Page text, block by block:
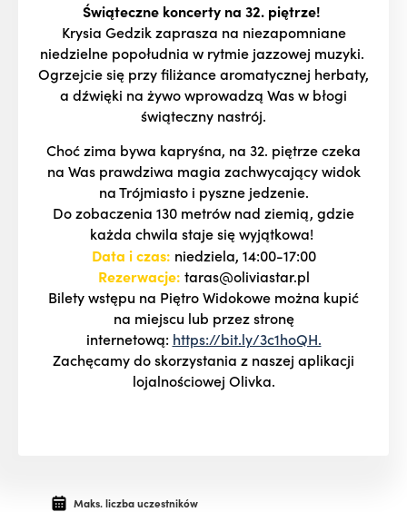
Świąteczne koncerty na 32. piętrze!
Krysia Gedzik zaprasza na niezapomniane
niedzielne popołudnia w rytmie jazzowej muzyki.
Ogrzejcie się przy filiżance aromatycznej herbaty,
a dźwięki na żywo wprowadzą Was w błogi
świąteczny nastrój.
Choć zima bywa kapryśna, na 32. piętrze czeka
na Was prawdziwa magia zachwycający widok
na Trójmiasto i pyszne jedzenie.
Do zobaczenia 130 metrów nad ziemią, gdzie
każda chwila staje się wyjątkowa!
Data i czas: niedziela, 14:00-17:00
Rezerwacje: taras@oliviastar.pl
Bilety wstępu na Piętro Widokowe można kupić
na miejscu lub przez stronę
internetową: https://bit.ly/3c1hoQH.
Zachęcamy do skorzystania z naszej aplikacji
lojalnościowej Olivka.
Maks. liczba uczestników